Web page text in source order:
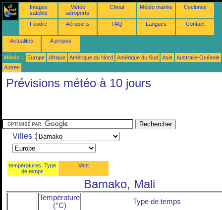
Images
satellite
Météo
aéroports
Climat Météo marine Cyclones
Foudre Aéroports FAQ Langues Contact
Actualités A propos
Météo : Europe Afrique Amérique du Nord Amérique du Sud Asie
Australie-Océanie
Autres
Prévisions météo à 10 jours
Villes :
températures, Type
de temps
Vent
Bamako, Mali
Température
(°C)
Type de temps